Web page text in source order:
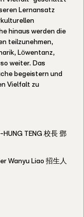
Lernansatz
hinaus werden die
teilzunehmen,
Löwentanz,
weiter. Das
begeistern und
Vielfalt zu
TENG 校長 鄧
Wanyu Liao 招生人